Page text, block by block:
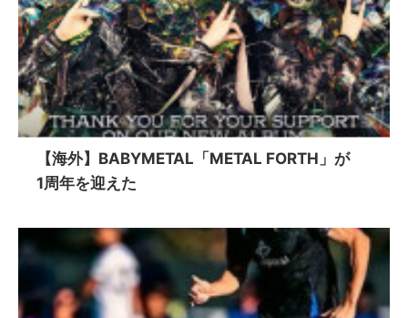
【海外】BABYMETAL「METAL FORTH」が
1周年を迎えた